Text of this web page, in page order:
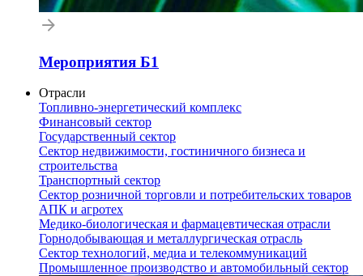
Мероприятия Б1
Отрасли
Топливно-энергетический комплекс
Финансовый сектор
Государственный сектор
Сектор недвижимости, гостиничного бизнеса и
строительства
Транспортный сектор
Сектор розничной торговли и потребительских товаров
АПК и агротех
Медико-биологическая и фармацевтическая отрасли
Горнодобывающая и металлургическая отрасль
Сектор технологий, медиа и телекоммуникаций
Промышленное производство и автомобильный сектор